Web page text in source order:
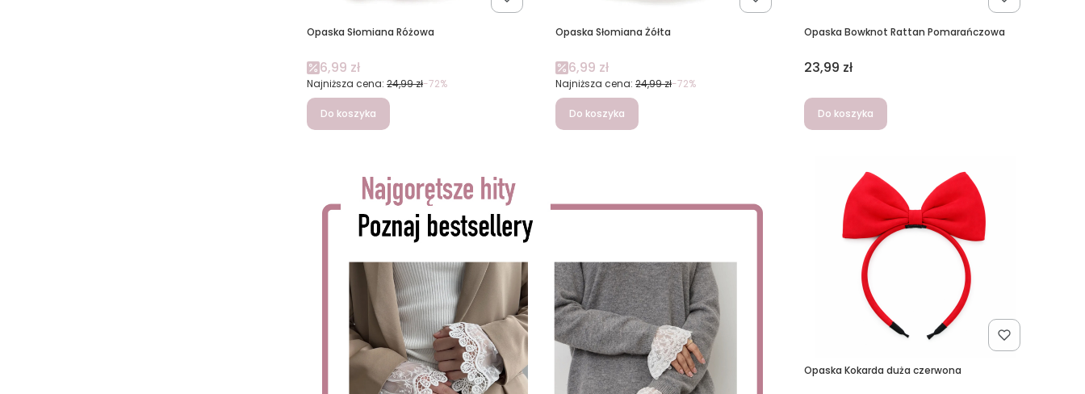
Opaska Słomiana Różowa
Cena promocyjna
6,99 zł
Najniższa cena: 24,99 zł-72%
Do koszyka
Opaska Słomiana Żółta
Cena promocyjna
6,99 zł
Najniższa cena: 24,99 zł-72%
Do koszyka
Opaska Bowknot Rattan Pomarańczowa
Cena
23,99 zł
Do koszyka
Opaska Kokarda duża czerwona